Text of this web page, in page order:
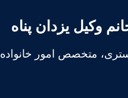
وکیل یزدان پناه
متخصص امور خانواده